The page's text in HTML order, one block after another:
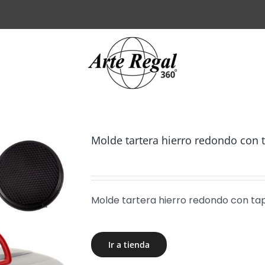
Molde tartera hierro redondo con
Molde tartera hierro redondo con
Ir a tienda